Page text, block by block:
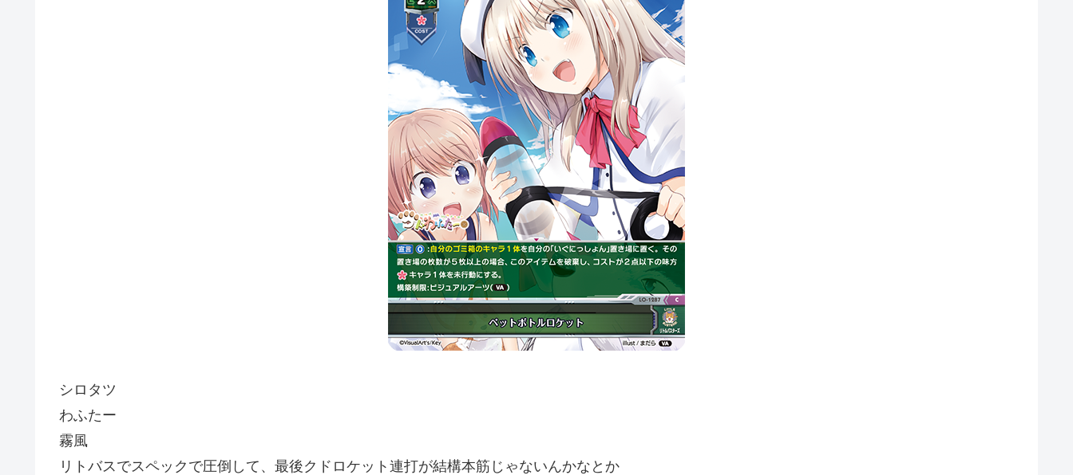
シロタツ
わふたー
霧風
リトバスでスペックで圧倒して、最後クドロケット連打が結構本筋じゃないんかなとか